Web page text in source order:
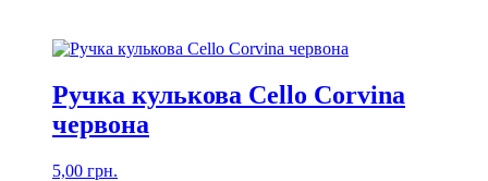
Ручка кулькова Cello Corvina
червона
5,00 грн.